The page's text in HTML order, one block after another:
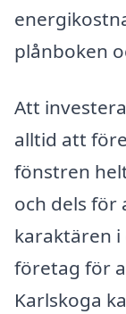
plånboken
Att
alltid att
fönstren
och dels för
karaktären
företag för
Karlskoga